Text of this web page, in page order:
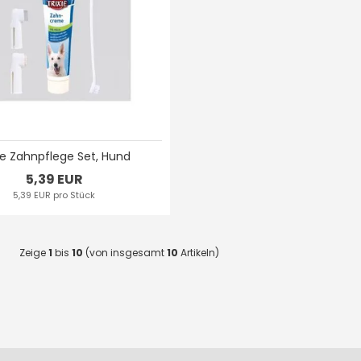
Zahnpflege Set, Hund
5,39 EUR
5,39 EUR pro Stück
Zeige1 bis 10 (von insgesamt10 Artikeln)